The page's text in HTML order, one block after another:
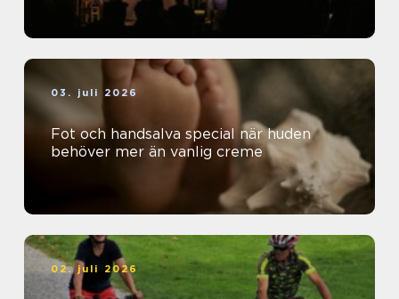
03. juli 2026
Fot och handsalva special när huden
behöver mer än vanlig creme
02. juli 2026